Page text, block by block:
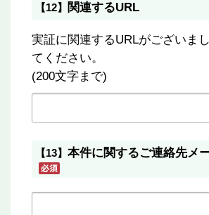
【12】 関連するURL
実証に関連するURLがございま
てください。
(200文字まで)
【13】 本件に関するご連絡先メ